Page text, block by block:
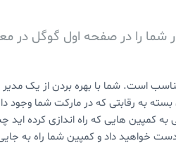
شما را در صفحه اول گوگل در
است. شما با بهره بردن از یک
به رقابتی که در مارکت شما وجود
کمپین هایی که راه اندازی کرده اید
خواهید داد و کمپین شما راه به